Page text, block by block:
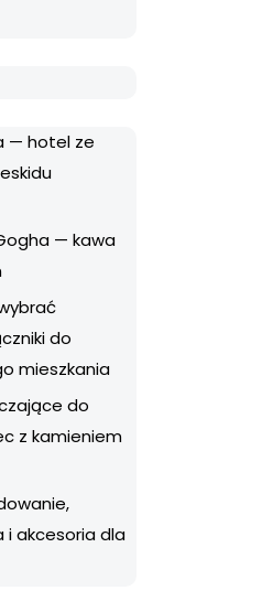
— hotel ze
— kawa
do
mieszkania
do
z kamieniem
akcesoria dla